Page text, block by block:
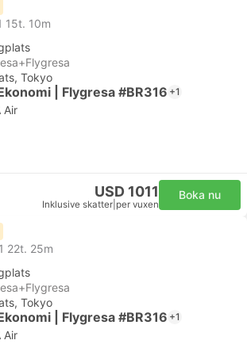
15t. 10m
Tokyo
| Flygresa #BR316 +1
Air
USD 1011
Inklusive skatter per vuxen
Boka nu
22t. 25m
Tokyo
| Flygresa #BR316 +1
Air